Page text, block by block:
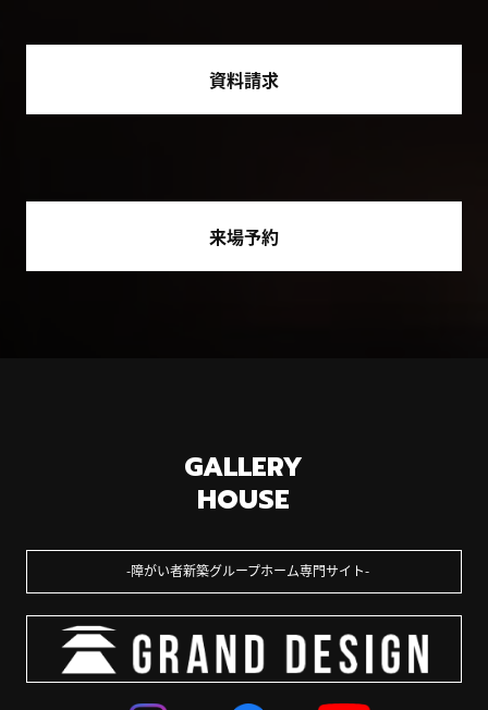
資料請求
来場予約
GALLERY
HOUSE
障がい者新築グループホーム専門サイト